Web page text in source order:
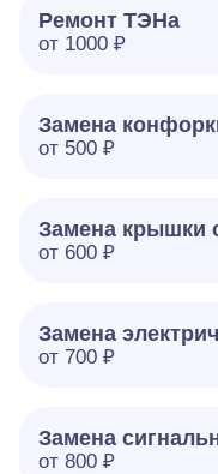
Ремонт ТЭНа
от 1000 ₽
Замена
от 500 ₽
Замена крышки
от 600 ₽
Замена
от 700 ₽
Замена
от 800 ₽